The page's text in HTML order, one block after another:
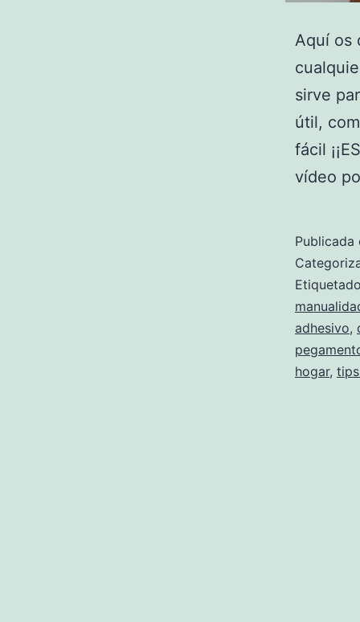
Aquí os
sirve
útil,
fácil
vídeo
Publicada
adhesivo,
hogar,